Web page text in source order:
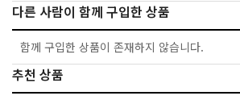
다른 사람이 함께 구입한 상품
함께 구입한 상품이 존재하지 않습니다.
추천 상품